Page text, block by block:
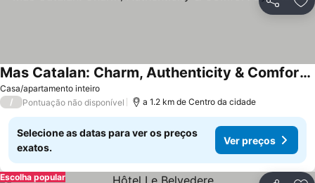
Partilhar
Casa/apartamento inteiro
Mas Catalan: Charm, Authenticity & Comfort By The Sea
/ Pontuação não disponível a 1.2 km de Centro da cidade
Selecione as datas para ver os preços
exatos.
Ver preços
Escolha popular